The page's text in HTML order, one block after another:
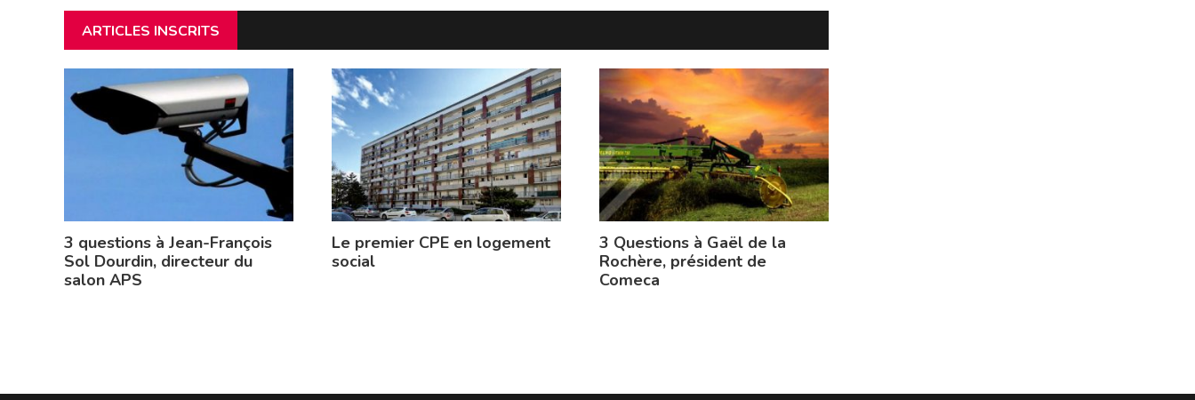
ARTICLES INSCRITS
3 questions à Jean-François
Sol Dourdin, directeur du
salon APS
Le premier CPE en logement
social
3 Questions à Gaël de la
Rochère, président de
Comeca